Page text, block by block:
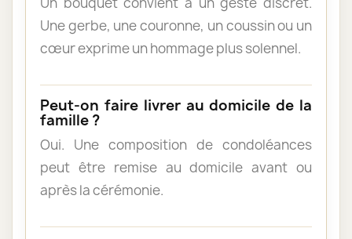
Une gerbe, une couronne, un coussin ou un
cœur exprime un hommage plus solennel.
Peut-on faire livrer au domicile de la
famille ?
Oui. Une composition de condoléances
peut être remise au domicile avant ou
après la cérémonie.